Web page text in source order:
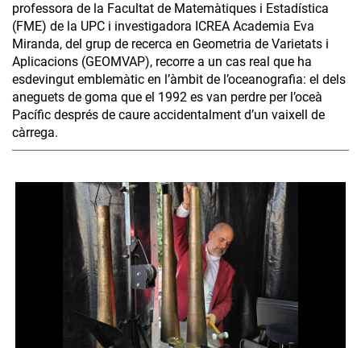
professora de la Facultat de Matemàtiques i Estadística
(FME) de la UPC i investigadora ICREA Academia Eva
Miranda, del grup de recerca en Geometria de Varietats i
Aplicacions (GEOMVAP), recorre a un cas real que ha
esdevingut emblemàtic en l’àmbit de l’oceanografia: el dels
aneguets de goma que el 1992 es van perdre per l’oceà
Pacífic després de caure accidentalment d’un vaixell de
càrrega.